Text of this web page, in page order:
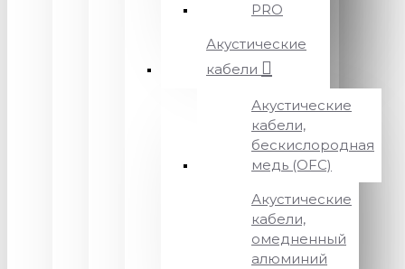
PRO
Акустические
кабели
Акустические
кабели,
бескислородная
медь (OFC)
Акустические
кабели,
омедненный
алюминий